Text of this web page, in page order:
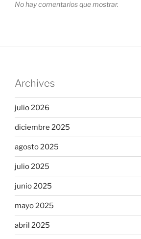
No hay comentarios que mostrar.
Archives
julio 2026
diciembre 2025
agosto 2025
julio 2025
junio 2025
mayo 2025
abril 2025